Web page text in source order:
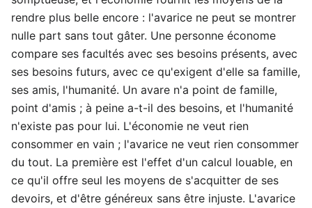
rendre plus belle encore : l'avarice ne peut se montrer
nulle part sans tout gâter. Une personne économe
compare ses facultés avec ses besoins présents, avec
ses besoins futurs, avec ce qu'exigent d'elle sa famille,
ses amis, l'humanité. Un avare n'a point de famille,
point d'amis ; à peine a-t-il des besoins, et l'humanité
n'existe pas pour lui. L'économie ne veut rien
consommer en vain ; l'avarice ne veut rien consommer
du tout. La première est l'effet d'un calcul louable, en
ce qu'il offre seul les moyens de s'acquitter de ses
devoirs, et d'être généreux sans être injuste. L'avarice